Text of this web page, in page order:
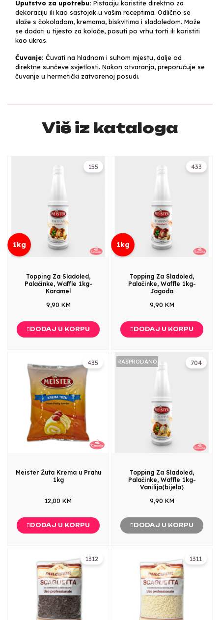
Uputstvo za upotrebu: Pistaciju koristite direktno za
dekoraciju ili kao sastojak u vašim receptima. Odlično se
slaže s čokoladom, kremama, biskvitima i sladoledom. Može
se dodati u tijesto za kolače, posuti po vrhu torti ili koristiti
kao ukras.
Čuvanje: Čuvati na hladnom i suhom mjestu, dalje od
direktne sunčeve svjetlosti. Nakon otvaranja, preporučuje se
čuvanje u hermetički zatvorenoj posudi.
Više iz kataloga
155
1kg
Topping Za Sladoled,
Palačinke, Waffle 1kg-
Karamel
9,90 KM
DODAJ U KORPU
433
1kg
Topping Za Sladoled,
Palačinke, Waffle 1kg-
Jagoda
9,90 KM
DODAJ U KORPU
435
Meister Žuta Krema u Prahu
1kg
12,00 KM
DODAJ U KORPU
704
RASPRODANO
Topping Za Sladoled,
Palačinke, Waffle 1kg-
Vanilija(bijela)
9,90 KM
DODAJ U KORPU
1312 1311